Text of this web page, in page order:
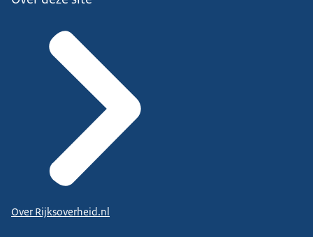
Over Rijksoverheid.nl